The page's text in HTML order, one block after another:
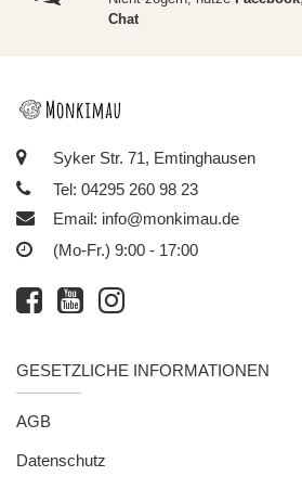
Chat
Syker Str. 71, Emtinghausen
Tel: 04295 260 98 23
Email: info@monkimau.de
(Mo-Fr.) 9:00 - 17:00
GESETZLICHE INFORMATIONEN
AGB
Datenschutz